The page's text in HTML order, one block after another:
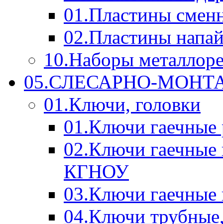
01.Пластины
02.Пластины
10.Наборы
05.СЛЕСАРНО-
01.Ключи, головки
01.Ключи
02.Ключи
КГНОУ
03.Ключи
04.Ключи